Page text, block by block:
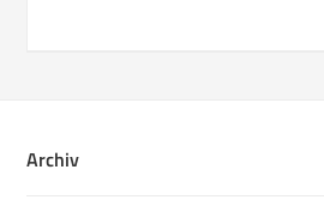
Archiv